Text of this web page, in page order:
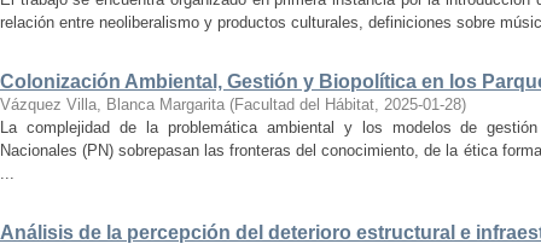
relación entre neoliberalismo y productos culturales, definiciones sobre
Colonización Ambiental, Gestión y Biopolítica en los
Vázquez Villa, Blanca Margarita (Facultad del Hábitat, 2025-01-28)
La complejidad de la problemática ambiental y los modelos de
Nacionales (PN) sobrepasan las fronteras del conocimiento, de la ética
...
Análisis de la percepción del deterioro estructural e